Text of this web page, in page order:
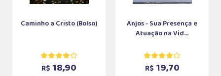
Caminho a Cristo (Bolso)
R$ 18,90
Anjos - Sua Presença e
Atuação na Vid...
R$ 19,70